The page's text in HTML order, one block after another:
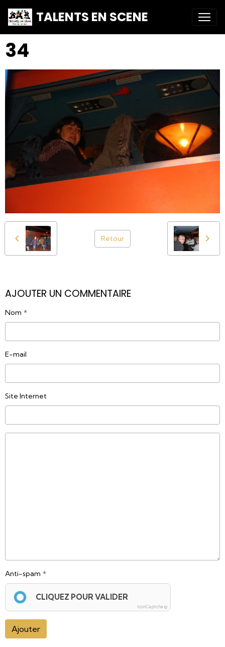
TALENTS EN SCENE
34
Retour
AJOUTER UN COMMENTAIRE
Nom
E-mail
Site Internet
Anti-spam
CLIQUEZ POUR VALIDER
IconCaptcha ©
Ajouter